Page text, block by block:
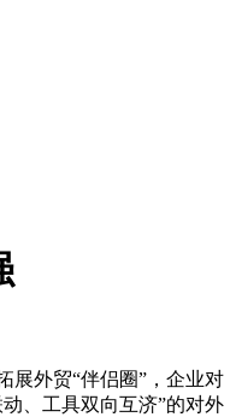
外贸“伴侣圈”，企业对
、工具双向互济”的对外